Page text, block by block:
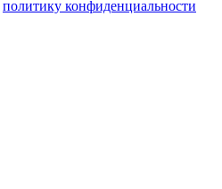
политику конфиденциальности